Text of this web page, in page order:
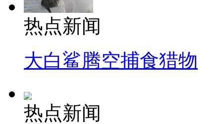
热点新闻
大白鲨腾空捕食猎物
热点新闻